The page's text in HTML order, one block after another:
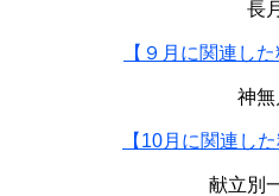
長月
【９月に関連し
神無
【10月に関連し
献立別